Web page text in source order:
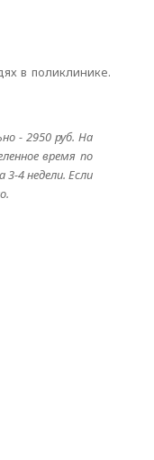
в поликлинике.
- 2950 руб. На
время по
4 недели. Если